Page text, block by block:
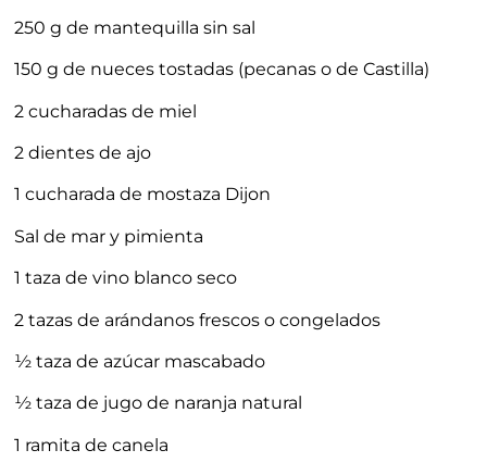
250 g de mantequilla sin sal
150 g de nueces tostadas (pecanas o de Castilla)
2 cucharadas de miel
2 dientes de ajo
1 cucharada de mostaza Dijon
Sal de mar y pimienta
1 taza de vino blanco seco
2 tazas de arándanos frescos o congelados
½ taza de azúcar mascabado
½ taza de jugo de naranja natural
1 ramita de canela